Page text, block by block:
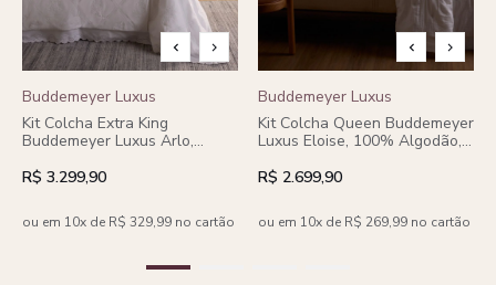
Buddemeyer Luxus
Kit Colcha Extra King
Buddemeyer Luxus Arlo,
peças.
R$ 3.299,90
ou em 10x de R$ 329,99 no cartão
Buddemeyer Luxus
Kit Colcha Queen Buddemeyer
Luxus Eloise, 100% Algodão,
R$ 2.699,90
ou em 10x de R$ 269,99 no cartão